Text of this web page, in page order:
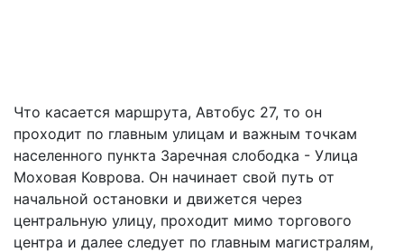
Что касается маршрута, Автобус 27, то он
проходит по главным улицам и важным точкам
населенного пункта Заречная слободка - Улица
Моховая Коврова. Он начинает свой путь от
начальной остановки и движется через
центральную улицу, проходит мимо торгового
центра и далее следует по главным магистралям,